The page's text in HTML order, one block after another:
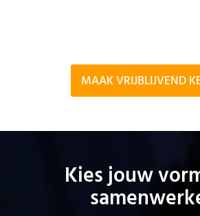
MAAK VRIJBLIJVEND
Kies jouw